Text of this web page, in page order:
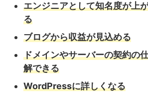
エンジニアとして知名度が上
る
ブログから収益が見込める
ドメインやサーバーの契約の
解できる
WordPressに詳しくなる